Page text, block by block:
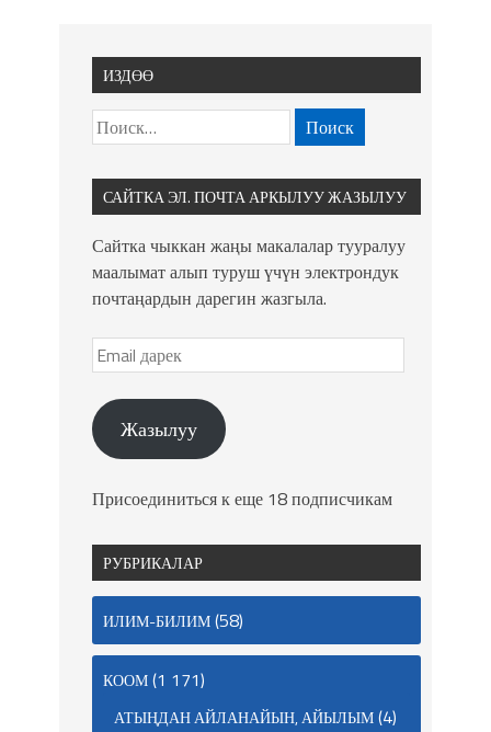
ИЗДӨӨ
САЙТКА ЭЛ. ПОЧТА АРКЫЛУУ ЖАЗЫЛУУ
Сайтка чыккан жаңы макалалар тууралуу
маалымат алып туруш үчүн электрондук
почтаңардын дарегин жазгыла.
Жазылуу
Присоединиться к еще 18 подписчикам
РУБРИКАЛАР
ИЛИМ-БИЛИМ(58)
КООМ(1 171)
АТЫҢДАН АЙЛАНАЙЫН, АЙЫЛЫМ(4)